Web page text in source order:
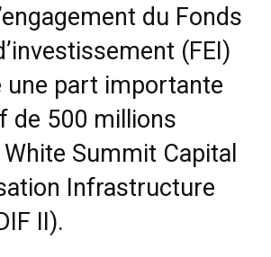
du Fonds
(FEI)
une part importante
de 500 millions
White Summit Capital
Infrastructure
II).